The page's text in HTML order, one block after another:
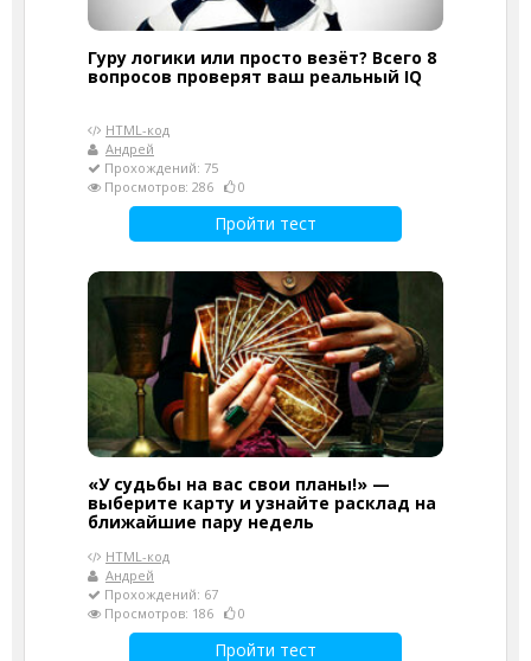
Гуру логики или просто везёт? Всего 8
вопросов проверят ваш реальный IQ
HTML-код
Андрей
Прохождений: 75
Просмотров: 286
0
Пройти тест
«У судьбы на вас свои планы!» —
выберите карту и узнайте расклад на
ближайшие пару недель
HTML-код
Андрей
Прохождений: 67
Просмотров: 186
0
Пройти тест